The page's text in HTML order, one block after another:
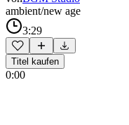
ambient/new age
3:29
Titel kaufen
0:00